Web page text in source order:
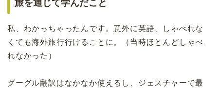
旅を通じて学んだこと
私、わかっちゃったんです。意外に英語、しゃべれな
くても海外旅行行けることに。（当時ほとんどしゃべ
れなかった）
グーグル翻訳はなかなか使えるし、ジェスチャーで最